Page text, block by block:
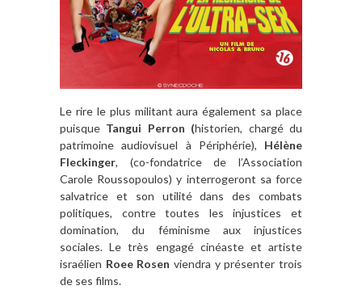
Le rire le plus militant aura également sa place
puisque Tangui Perron (historien, chargé du
patrimoine audiovisuel à Périphérie), Hélène
Fleckinger, (co-fondatrice de l’Association
Carole Roussopoulos) y interrogeront sa force
salvatrice et son utilité dans des combats
politiques, contre toutes les injustices et
domination, du féminisme aux injustices
sociales. Le très engagé cinéaste et artiste
israélien Roee Rosen viendra y présenter trois
de ses films.